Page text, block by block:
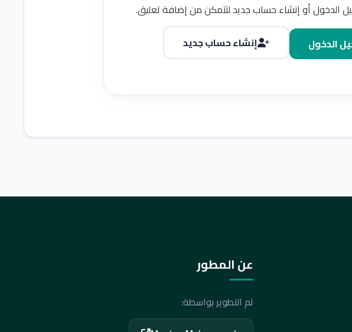
الدخول أو إنشاء حساب جديد لتتمكن من إضافة تعليق.
الدخول
إنشاء حساب جديد
عن المطور
تم التطوير بواسطة: